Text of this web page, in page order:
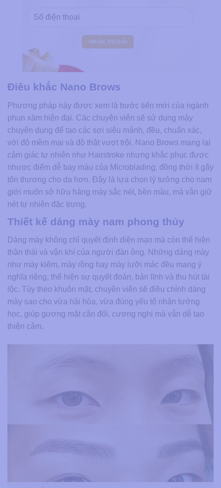
Điêu khắc Nano Brows
Phương pháp này được xem là bước tiến mới của ngành
phun xăm hiện đại. Các chuyên viên sẽ sử dụng máy
chuyên dụng để tạo các sợi siêu mảnh, đều, chuẩn xác,
với độ mềm mại và độ thật vượt trội. Nano Brows mang lại
cảm giác tự nhiên như Hairstroke nhưng khắc phục được
nhược điểm dễ bay màu của Microblading, đồng thời ít gây
tổn thương cho da hơn. Đây là lựa chọn lý tưởng cho nam
giới muốn sở hữu hàng mày sắc nét, bền màu, mà vẫn giữ
nét tự nhiên đặc trưng.
Thiết kế dáng mày nam phong thủy
Dáng mày không chỉ quyết định diện mạo mà còn thể hiện
thần thái và vận khí của người đàn ông. Những dáng mày
như mày kiếm, mày rồng hay mày lưỡi mác đều mang ý
nghĩa riêng, thể hiện sự quyết đoán, bản lĩnh và thu hút tài
lộc. Tùy theo khuôn mặt, chuyên viên sẽ điều chỉnh dáng
mày sao cho vừa hài hòa, vừa đúng yếu tố nhân tướng
học, giúp gương mặt cân đối, cương nghị mà vẫn dễ tạo
thiện cảm.